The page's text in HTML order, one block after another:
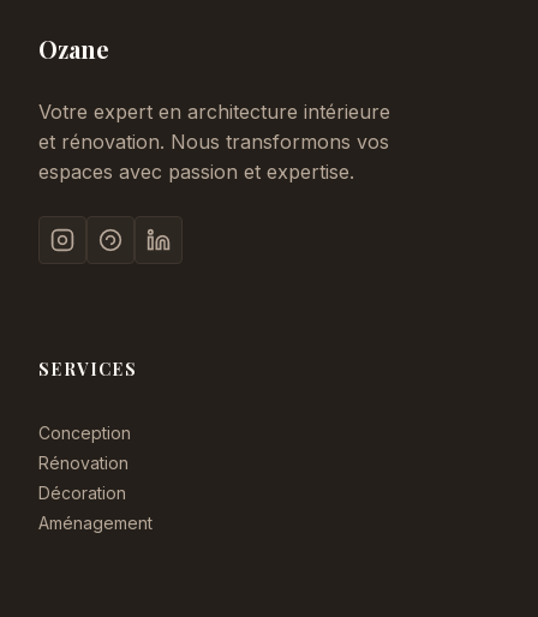
Ozane
Votre expert en architecture intérieure
et rénovation. Nous transformons vos
espaces avec passion et expertise.
SERVICES
Conception
Rénovation
Décoration
Aménagement